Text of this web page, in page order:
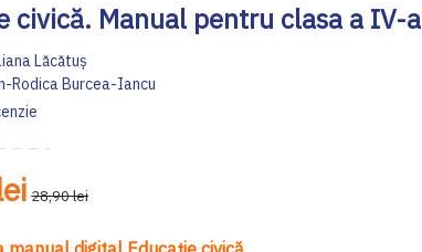
civică. Manual pentru clasa a IV-a
Lăcătuş
Rodica Burcea-Iancu
28,90 lei